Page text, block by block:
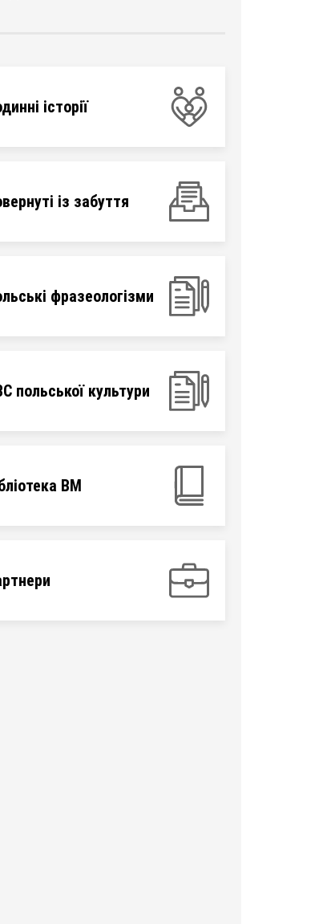
історії
із забуття
фразеологізми
польської культури
ВМ